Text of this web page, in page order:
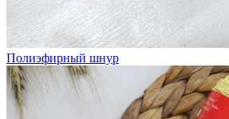
Полиэфирный шнур